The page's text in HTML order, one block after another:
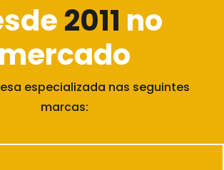
2011 no
mercado
especializada nas seguintes
marcas: